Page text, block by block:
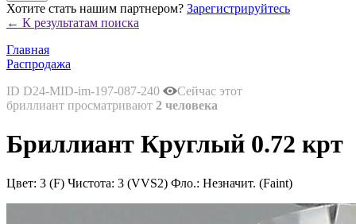
Хотите стать нашим партнером? Зарегистрируйтесь
← К результатам поиска
Главная
Распродажа
ID D24-MID-im-197-087-240
Сейчас этот
бриллиант просматривают 2 человека
Бриллиант Круглый 0.72 крт
Цвет: 3 (F) Чистота: 3 (VVS2) Фло.: Незначит. (Faint)